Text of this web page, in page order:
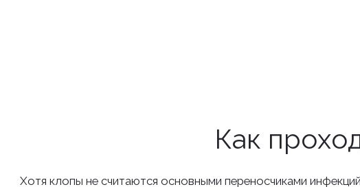
Как
Хотя клопы не считаются основными переносчиками